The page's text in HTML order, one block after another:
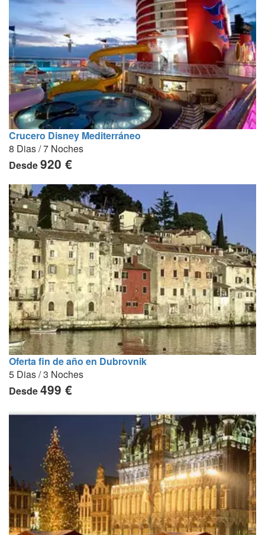
Crucero Disney Mediterráneo
8 Dias / 7 Noches
Desde920 €
Oferta fin de año en Dubrovnik
5 Dias / 3 Noches
Desde499 €